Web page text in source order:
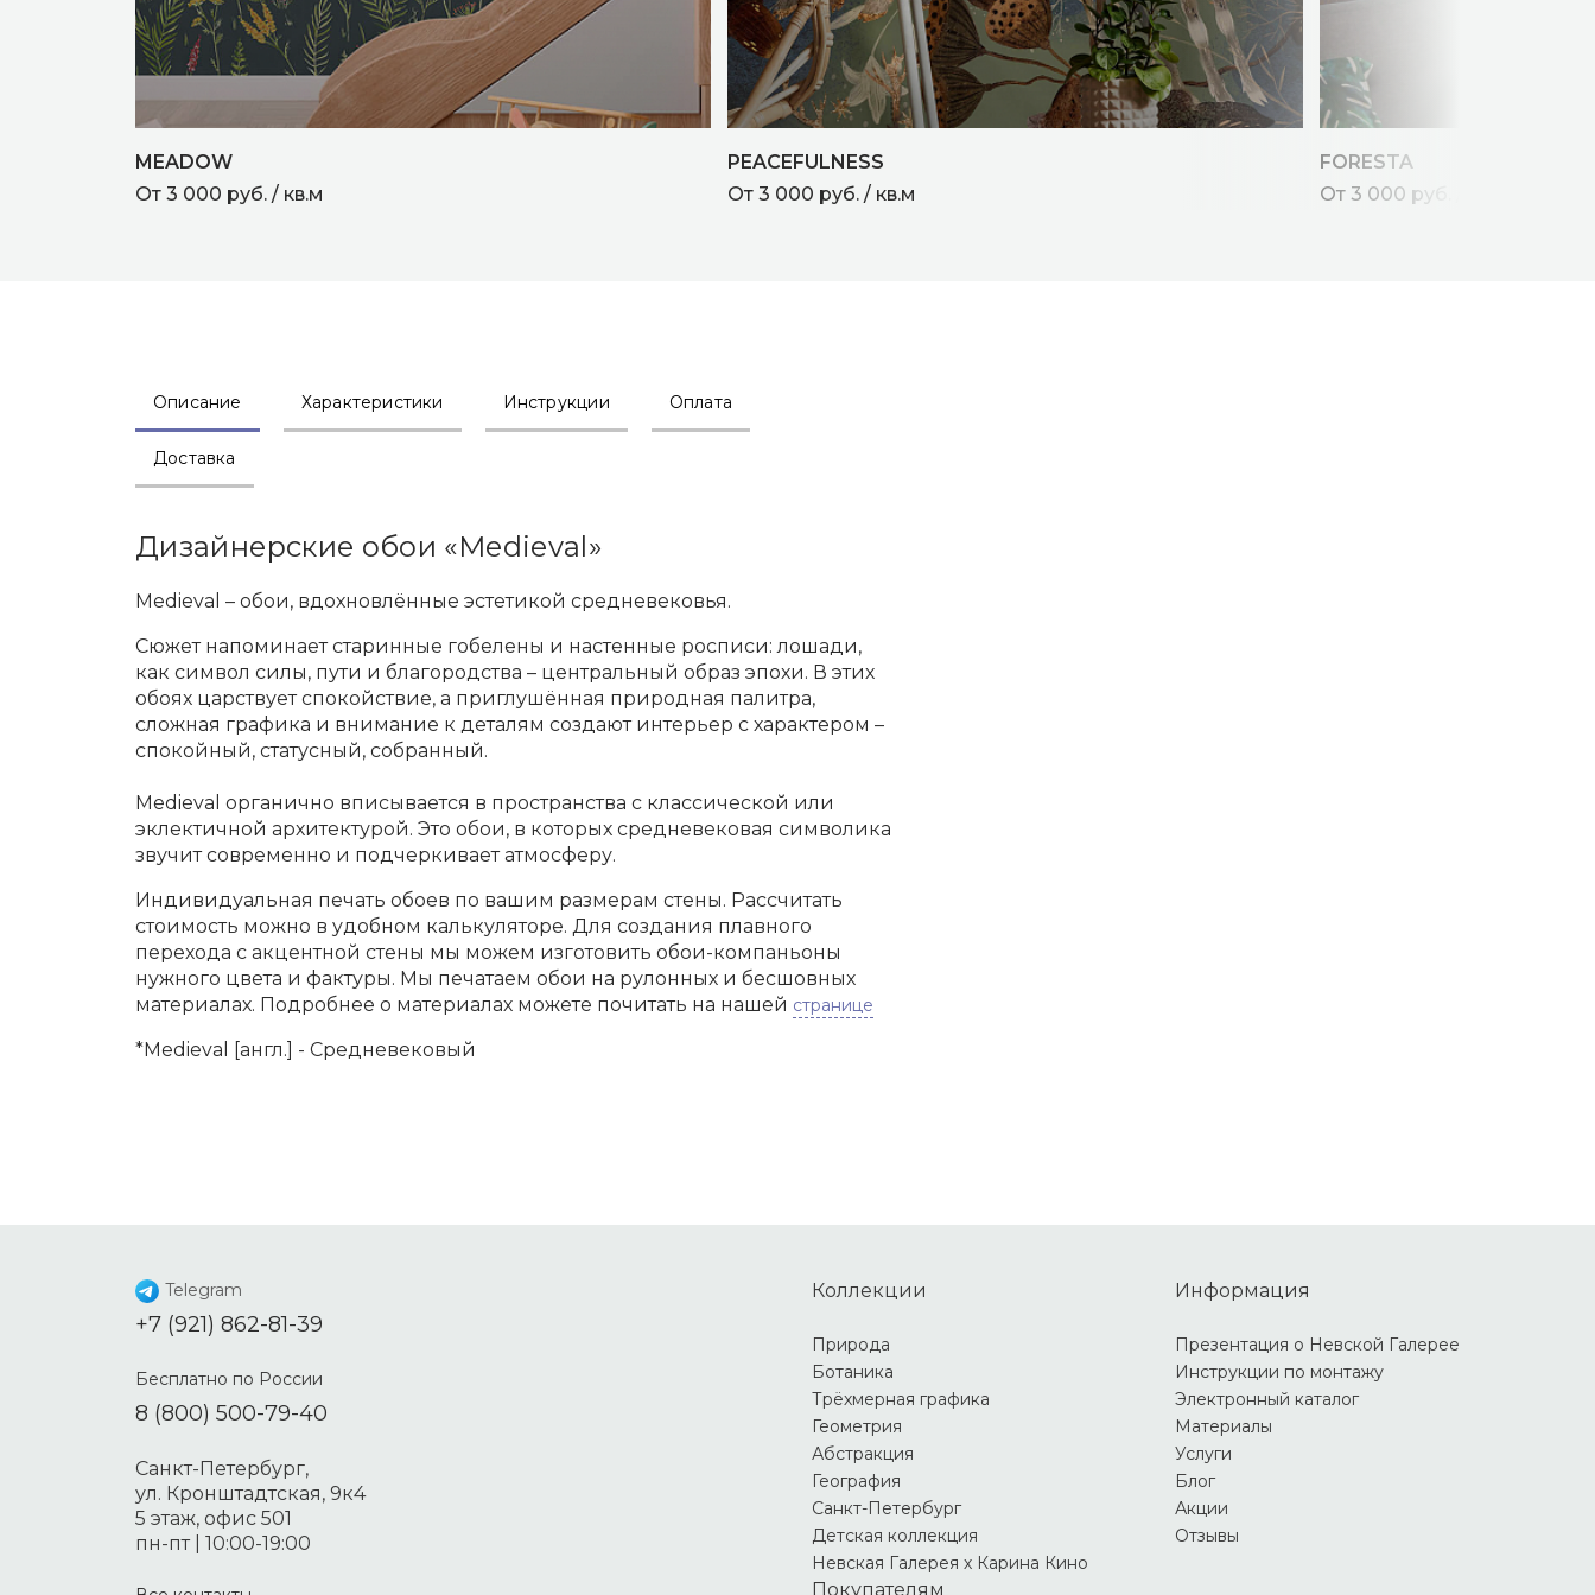
MEADOW
От 3 000 руб. / кв.м
PEACEFULNESS
От 3 000 руб. / кв.м
FORESTA
От 3 000 руб. / кв.м
Описание Характеристики Инструкции Оплата
Доставка
Дизайнерские обои «Medieval»
Medieval – обои, вдохновлённые эстетикой средневековья.
Сюжет напоминает старинные гобелены и настенные росписи: лошади,
как символ силы, пути и благородства – центральный образ эпохи. В этих
обоях царствует спокойствие, а приглушённая природная палитра,
сложная графика и внимание к деталям создают интерьер с характером –
спокойный, статусный, собранный.
Medieval органично вписывается в пространства с классической или
эклектичной архитектурой. Это обои, в которых средневековая символика
звучит современно и подчеркивает атмосферу.
Индивидуальная печать обоев по вашим размерам стены. Рассчитать
стоимость можно в удобном калькуляторе. Для создания плавного
перехода с акцентной стены мы можем изготовить обои-компаньоны
нужного цвета и фактуры. Мы печатаем обои на рулонных и бесшовных
материалах. Подробнее о материалах можете почитать на нашей странице
*Medieval [англ.] - Средневековый
Telegram
+7 (921) 862-81-39
Бесплатно по России
8 (800) 500-79-40
Санкт-Петербург,
ул. Кронштадтская, 9к4
5 этаж, офис 501
пн-пт | 10:00-19:00
Коллекции
Природа
Ботаника
Трёхмерная графика
Геометрия
Абстракция
География
Санкт-Петербург
Детская коллекция
Невская Галерея х Карина Кино
Информация
Презентация о Невской Галерее
Инструкции по монтажу
Электронный каталог
Материалы
Услуги
Блог
Акции
Отзывы
Покупателям